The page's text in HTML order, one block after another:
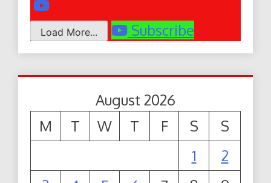
Load More... Subscribe
August 2026
M
T W T F S
S
1
2